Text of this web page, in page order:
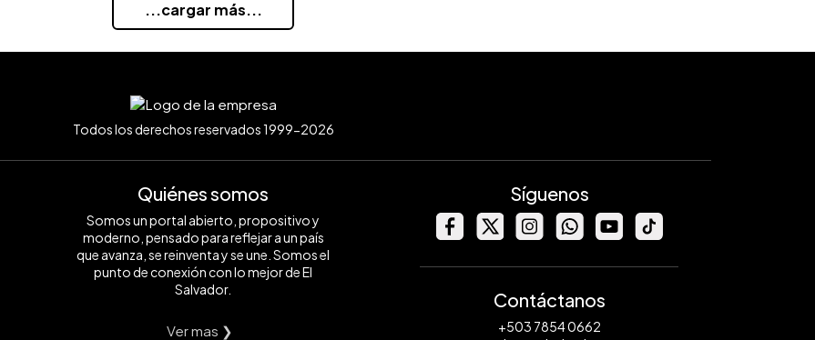
...cargar más...
Todos los derechos reservados 1999-2026
Quiénes somos
Somos un portal abierto, propositivo y
moderno, pensado para reflejar a un país
que avanza, se reinventa y se une. Somos el
punto de conexión con lo mejor de El
Salvador.
Ver mas ❯
Síguenos
Contáctanos
+503 7854 0662